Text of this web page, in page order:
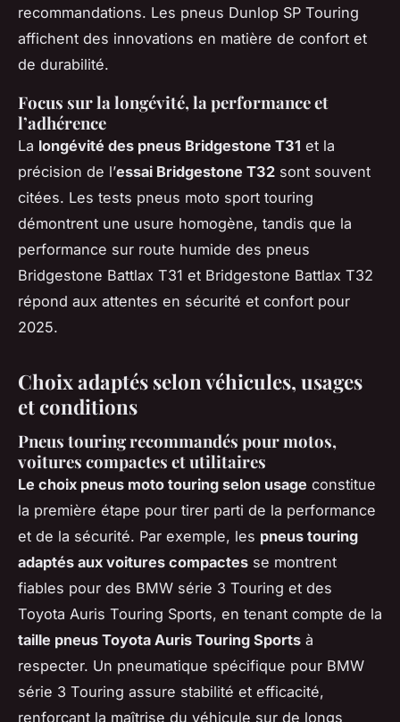
recommandations. Les pneus Dunlop SP Touring
affichent des innovations en matière de confort et
de durabilité.
Focus sur la longévité, la performance et
l’adhérence
La longévité des pneus Bridgestone T31 et la
précision de l’essai Bridgestone T32 sont souvent
citées. Les tests pneus moto sport touring
démontrent une usure homogène, tandis que la
performance sur route humide des pneus
Bridgestone Battlax T31 et Bridgestone Battlax T32
répond aux attentes en sécurité et confort pour
2025.
Choix adaptés selon véhicules, usages
et conditions
Pneus touring recommandés pour motos,
voitures compactes et utilitaires
Le choix pneus moto touring selon usage constitue
la première étape pour tirer parti de la performance
et de la sécurité. Par exemple, les pneus touring
adaptés aux voitures compactes se montrent
fiables pour des BMW série 3 Touring et des
Toyota Auris Touring Sports, en tenant compte de la
taille pneus Toyota Auris Touring Sports à
respecter. Un pneumatique spécifique pour BMW
série 3 Touring assure stabilité et efficacité,
renforçant la maîtrise du véhicule sur de longs